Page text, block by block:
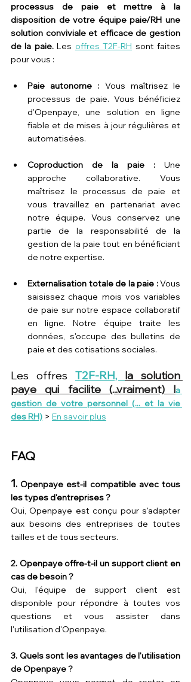
processus de paie et mettre à la
disposition de votre équipe paie/RH une
solution conviviale et efficace de gestion
de la paie. Les offres T2F-RH sont faites
pour vous :
Paie autonome : Vous maîtrisez le
processus de paie. Vous bénéficiez
d'Openpaye, une solution en ligne
fiable et de mises à jour régulières et
automatisées.
Coproduction de la paie : Une
approche collaborative. Vous
maîtrisez le processus de paie et
vous travaillez en partenariat avec
notre équipe. Vous conservez une
partie de la responsabilité de la
gestion de la paie tout en bénéficiant
de notre expertise.
Externalisation totale de la paie : Vous
saisissez chaque mois vos variables
de paie sur notre espace collaboratif
en ligne. Notre équipe traite les
données, s'occupe des bulletins de
paie et des cotisations sociales.
Les offres T2F-RH, la solution
paye qui facilite (...vraiment) la
gestion de votre personnel (... et la vie
des RH) > En savoir plus
FAQ
1. Openpaye est-il compatible avec tous
les types d'entreprises ?
Oui, Openpaye est conçu pour s'adapter
aux besoins des entreprises de toutes
tailles et de tous secteurs.
2. Openpaye offre-t-il un support client en
cas de besoin ?
Oui, l'équipe de support client est
disponible pour répondre à toutes vos
questions et vous assister dans
l'utilisation d'Openpaye.
3. Quels sont les avantages de l'utilisation
de Openpaye ?